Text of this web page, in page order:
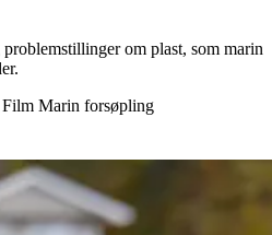
om plast, som marin
Film Marin forsøpling